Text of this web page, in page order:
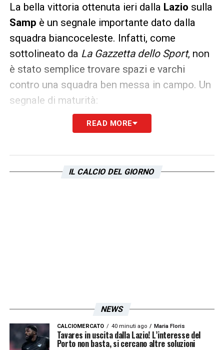
La bella vittoria ottenuta ieri dalla Lazio sulla
Samp è un segnale importante dato dalla
squadra biancoceleste. Infatti, come
sottolineato da La Gazzetta dello Sport, non
è stato semplice trovare spazi e varchi
contro una squadra ben messa in campo. Un
segnale di maturità:
Un segnale che fa capire come, anche se
comincia ad avere nelle corde quelle
soluzioni in velocità che le consentono di
stagionale consentirebbe di guardare
decisamente al futuro con minore
apprensione».
READ MORE
IL CALCIO DEL GIORNO
NEWS
CALCIOMERCATO 40 minuti ago Maria Floris
Tavares in uscita dalla Lazio! L’interesse del
Porto non basta, si cercano altre soluzioni